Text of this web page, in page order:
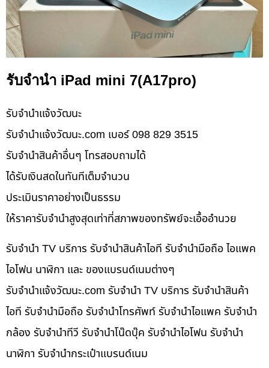
รับจำนำ iPad mini 7(A17pro)
รับจํานําแจ้งวัฒนะ
รับจํานําแจ้งวัฒนะ.com เบอร์ 098 829 3515
รับจำนำสินค้าอื่นๆ โทรสอบถามได้
ได้รับเงินสดในทันทีเต็มจำนวน
ประเมินราคาอย่างเป็นธรรม
ให้ราคารับจำนำสูงสุดเท่าที่สภาพของทรัพย์จะเอื้ออำนวย
รับจำนำ TV บริการ รับจำนำสินค้าไอที รับจำนำมือถือ ไอแพค
ไอโฟน นาฬิกา และ ของแบรนด์เนมต่างๆ
รับจํานําแจ้งวัฒนะ.com รับจำนำ TV บริการ รับจำนำสินค้า
ไอที รับจำนำมือถือ รับจำนำโทรศัพท์ รับจำนำไอแพค รับจำนำ
กล้อง รับจำนำทีวี รับจำนำโน๊ดบุ๊ค รับจำนำไอโฟน รับจำนำ
นาฬิกา รับจำนำกระเป๋าแบรนด์เนม